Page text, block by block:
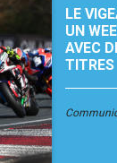
LE
UN
AVEC
TITRES